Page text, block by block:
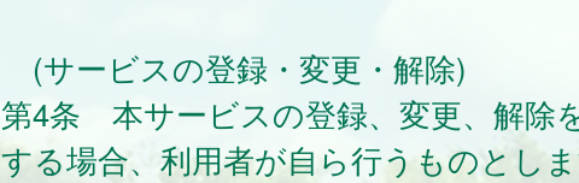
(サービスの登録・変更・解除)
第4条 本サービスの登録、変更、解除
する場合、利用者が自ら行うものとしま